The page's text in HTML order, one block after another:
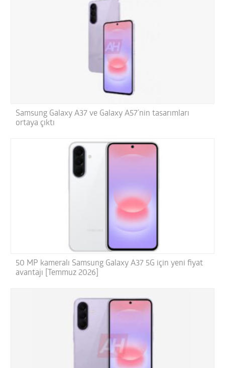
Samsung Galaxy A37 ve Galaxy A57’nin tasarımları
ortaya çıktı
50 MP kameralı Samsung Galaxy A37 5G için yeni fiyat
avantajı [Temmuz 2026]